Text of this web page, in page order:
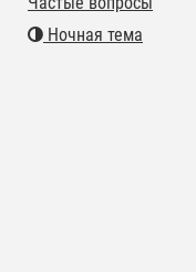
Ночная тема